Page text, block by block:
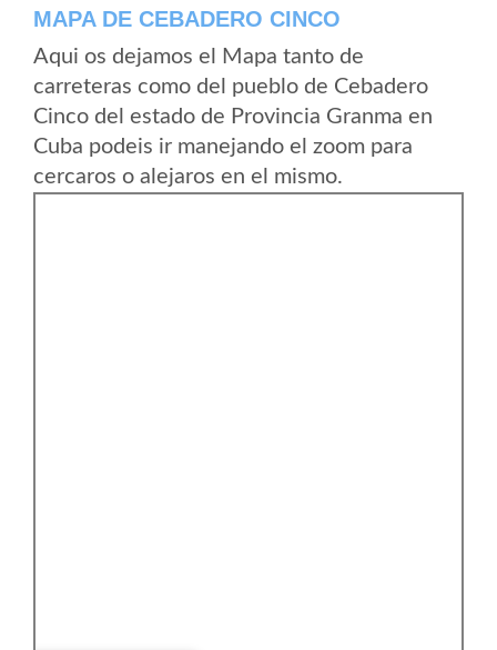
MAPA DE CEBADERO CINCO
Aqui os dejamos el Mapa tanto de
carreteras como del pueblo de Cebadero
Cinco del estado de Provincia Granma en
Cuba podeis ir manejando el zoom para
cercaros o alejaros en el mismo.